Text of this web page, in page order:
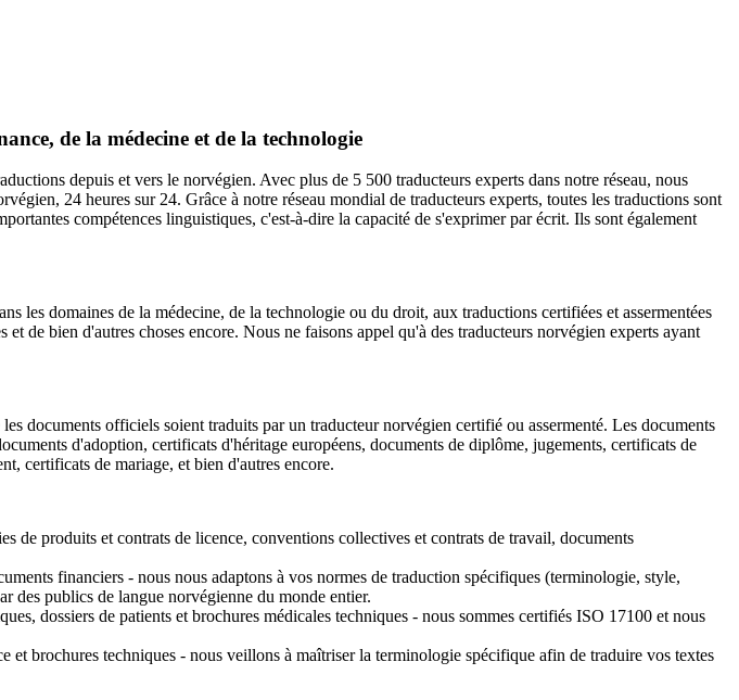
de la médecine et de la technologie
depuis et vers le norvégien. Avec plus de 5 500 traducteurs experts dans notre réseau, nous
24 heures sur 24. Grâce à notre réseau mondial de traducteurs experts, toutes les traductions sont
compétences linguistiques, c'est-à-dire la capacité de s'exprimer par écrit. Ils sont également
les domaines de la médecine, de la technologie ou du droit, aux traductions certifiées et assermentées
de bien d'autres choses encore. Nous ne faisons appel qu'à des traducteurs norvégien experts ayant
documents officiels soient traduits par un traducteur norvégien certifié ou assermenté. Les documents
d'adoption, certificats d'héritage européens, documents de diplôme, jugements, certificats de
certificats de mariage, et bien d'autres encore.
de produits et contrats de licence, conventions collectives et contrats de travail, documents
financiers - nous nous adaptons à vos normes de traduction spécifiques (terminologie, style,
des publics de langue norvégienne du monde entier.
dossiers de patients et brochures médicales techniques - nous sommes certifiés ISO 17100 et nous
brochures techniques - nous veillons à maîtriser la terminologie spécifique afin de traduire vos textes